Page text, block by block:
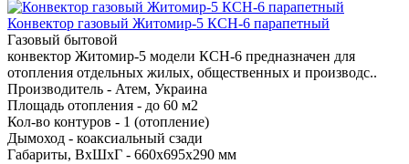
Конвектор газовый Житомир-5 КСН-6 парапетный
Газовый бытовой
конвектор Житомир-5 модели КСН-6 предназначен для
отопления отдельных жилых, общественных и производс..
Производитель - Атем, Украина
Площадь отопления - до 60 м2
Кол-во контуров - 1 (отопление)
Дымоход - коаксиальный сзади
Габариты, ВхШхГ - 660х695х290 мм